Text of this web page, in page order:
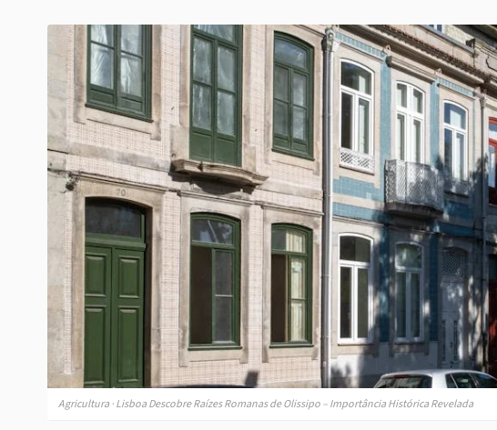
Agricultura · Lisboa Descobre Raízes Romanas de Olissipo – Importância Histórica Revelada